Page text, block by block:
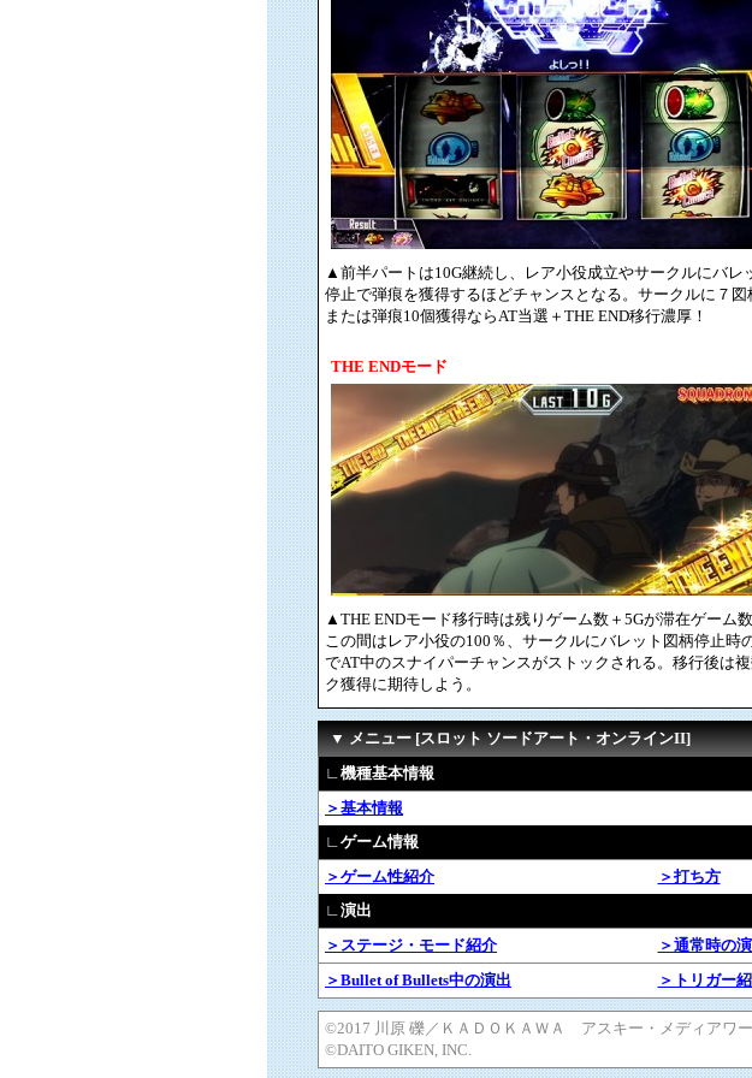
▲前半パートは10G継続し、レア小役成立やサークルにバレ
停止で弾痕を獲得するほどチャンスとなる。サークルに７図
または弾痕10個獲得ならAT当選＋THE END移行濃厚！
THE ENDモード
▲THE ENDモード移行時は残りゲーム数＋5Gが滞在ゲーム数
この間はレア小役の100％、サークルにバレット図柄停止時
でAT中のスナイパーチャンスがストックされる。移行後は
ク獲得に期待しよう。
▼ メニュー [スロット ソードアート・オンラインII]
∟機種基本情報
＞基本情報
∟ゲーム情報
＞ゲーム性紹介
＞打ち方
∟演出
＞ステージ・モード紹介
＞通常時の
＞Bullet of Bullets中の演出
＞トリガー
©2017 川原 礫／ＫＡＤＯＫＡＷＡ アスキー・メディアワー
©DAITO GIKEN, INC.